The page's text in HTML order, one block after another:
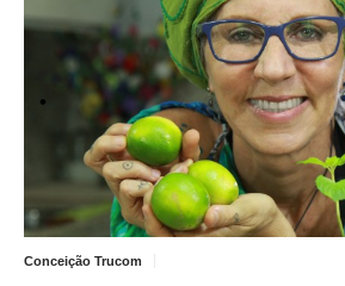
Conceição Trucom